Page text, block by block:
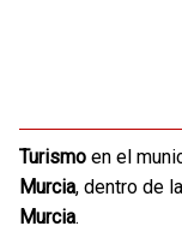
Turismo en el
Murcia, dentro de
Murcia.